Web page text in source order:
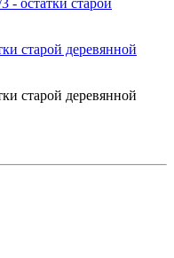
старой деревянной
старой деревянной